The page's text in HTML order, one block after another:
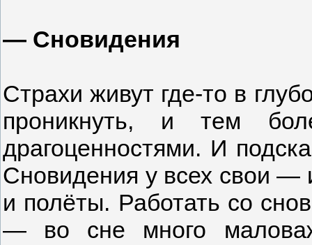
— Сновидения
Страхи живут где-то в
проникнуть, и тем
драгоценностями. И
Сновидения у всех свои —
и полёты. Работать со
— во сне много